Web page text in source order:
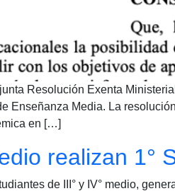
Resolución Exenta
Enseñanza Media. La
en […]
realizan 1°
de III° y IV° medio,